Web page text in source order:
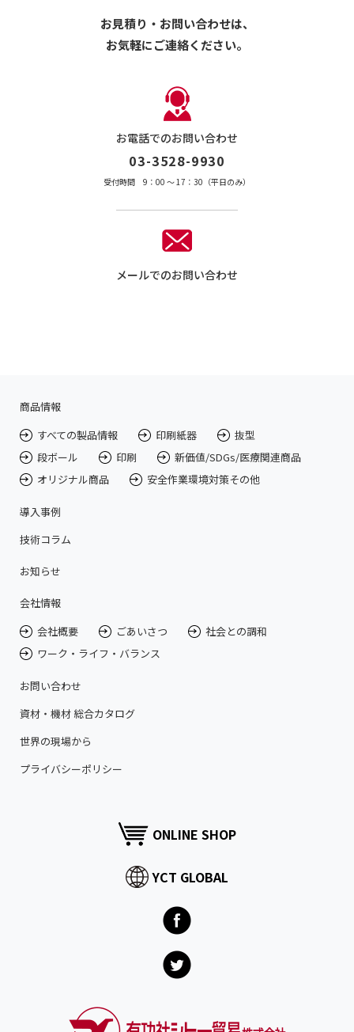
お見積り・お問い合わせは、
お気軽にご連絡ください。
お電話でのお問い合わせ
03-3528-9930
受付時間 9：00 〜 17：30（平日のみ）
メールでのお問い合わせ
商品情報
すべての製品情報
印刷紙器
抜型
段ボール
印刷
新価値/SDGs/医療関連商品
オリジナル商品
安全作業環境対策その他
導入事例
技術コラム
お知らせ
会社情報
会社概要
ごあいさつ
社会との調和
ワーク・ライフ・バランス
お問い合わせ
資材・機材 総合カタログ
世界の現場から
プライバシーポリシー
ONLINE SHOP
YCT GLOBAL